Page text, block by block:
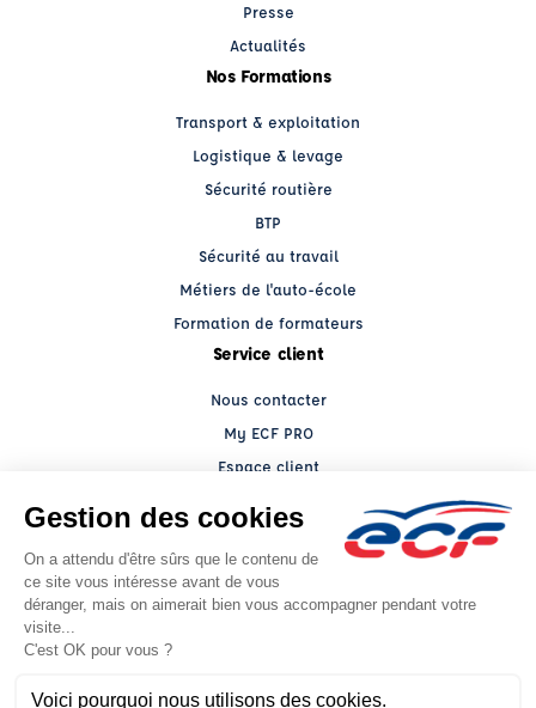
Presse
Actualités
Nos Formations
Transport & exploitation
Logistique & levage
Sécurité routière
BTP
Sécurité au travail
Métiers de l'auto-école
Formation de formateurs
Service client
Nous contacter
My ECF PRO
Espace client
Facebook (nouvelle fenêtre)
YouTube (nouvelle fenêtre)
Mentions légales